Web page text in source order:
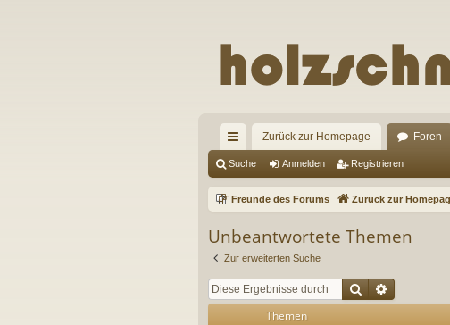
ch
ne
ug
Zurück zur Homepage Foren
Suche Anmelden Registrieren
Freunde des Forums Zurück zur
Unbeantwortete Themen
Zur erweiterten Suche
Suche
Themen